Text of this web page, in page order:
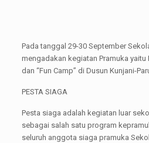
Pada tanggal 29-30 September
mengadakan kegiatan Pramuka yaitu
dan “Fun Camp” di Dusun Kunjani-
PESTA SIAGA
Pesta siaga adalah kegiatan luar
sebagai salah satu program
seluruh anggota siaga pramuka